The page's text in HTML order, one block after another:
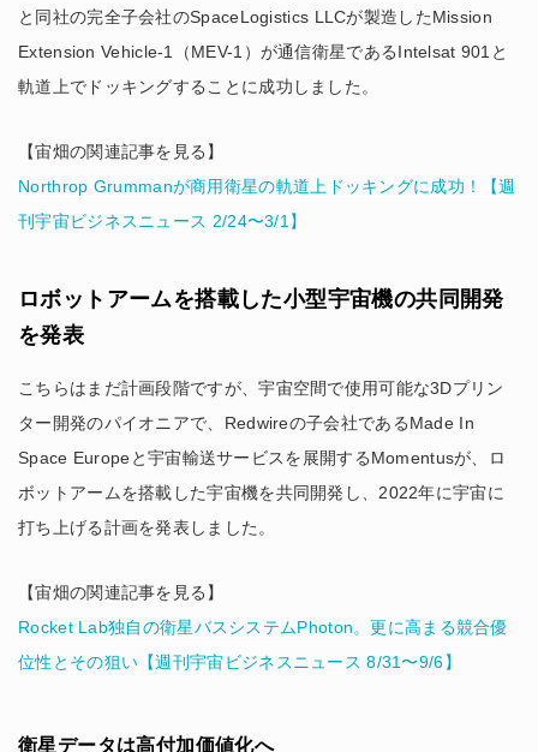
と同社の完全子会社のSpaceLogistics LLCが製造したMission
Extension Vehicle-1（MEV-1）が通信衛星であるIntelsat 901と
軌道上でドッキングすることに成功しました。
【宙畑の関連記事を見る】
Northrop Grummanが商用衛星の軌道上ドッキングに成功！【週
刊宇宙ビジネスニュース 2/24〜3/1】
ロボットアームを搭載した小型宇宙機の共同開発
を発表
こちらはまだ計画段階ですが、宇宙空間で使用可能な3Dプリン
ター開発のパイオニアで、Redwireの子会社であるMade In
Space Europeと宇宙輸送サービスを展開するMomentusが、ロ
ボットアームを搭載した宇宙機を共同開発し、2022年に宇宙に
打ち上げる計画を発表しました。
【宙畑の関連記事を見る】
Rocket Lab独自の衛星バスシステムPhoton。更に高まる競合優
位性とその狙い【週刊宇宙ビジネスニュース 8/31〜9/6】
衛星データは高付加価値化へ